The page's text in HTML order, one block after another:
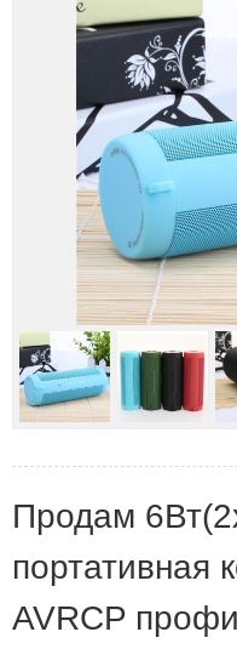
Продам
портативная
AVRCP